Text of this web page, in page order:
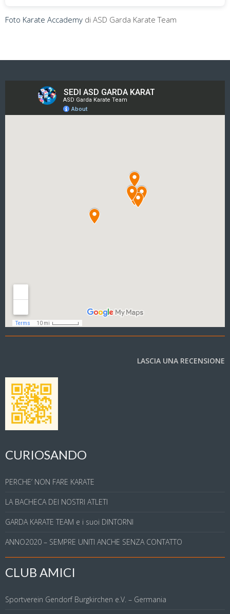
Foto Karate Accademy di ASD Garda Karate Team
LASCIA UNA RECENSIONE
CURIOSANDO
PERCHE’ NON FARE KARATE
LA BACHECA DEI NOSTRI ATLETI
GARDA KARATE TEAM e i suoi DINTORNI
ANNO2020 – SEMPRE UNITI ANCHE SENZA CONTATTO
CLUB AMICI
Sportverein Gendorf Burgkirchen e.V. – Germania